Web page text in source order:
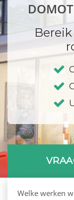
Domotica opbouw
Bedrijf registreren
Welke werken